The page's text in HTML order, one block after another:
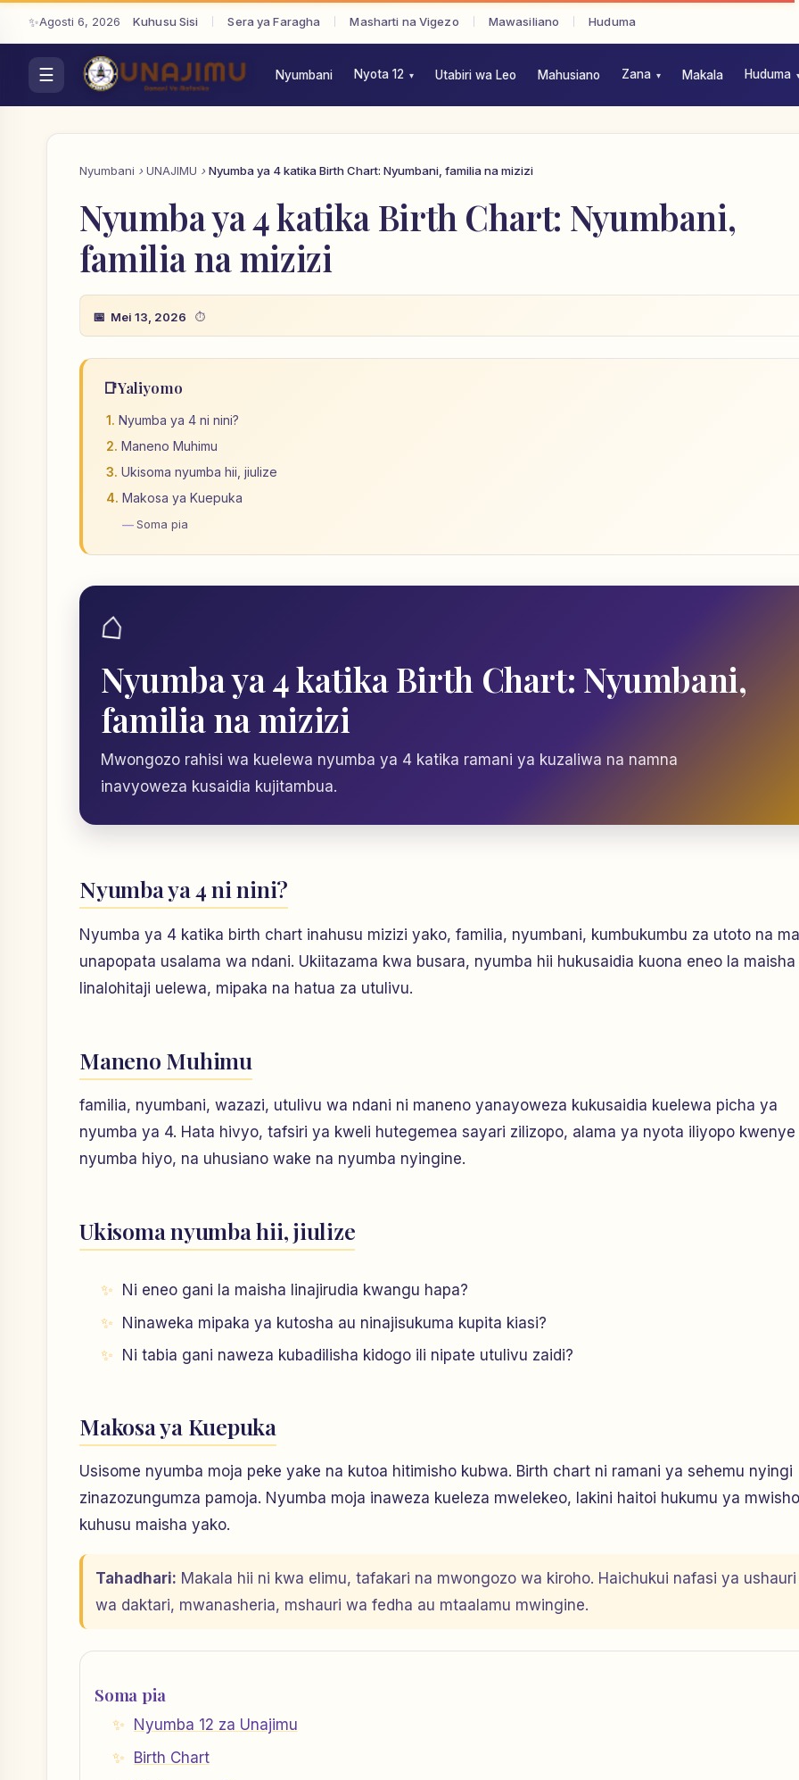
Agosti 6, 2026 Kuhusu Sisi Sera ya Faragha Masharti na Vigezo Mawasiliano Huduma
Nyumbani Nyota 12 Utabiri wa Leo Mahusiano Zana Makala Huduma
Nyumbani UNAJIMU Nyumba ya 4 katika Birth Chart: Nyumbani, familia na mizizi
Nyumba ya 4 katika Birth Chart: Nyumbani,
familia na mizizi
Mei 13, 2026
📑Yaliyomo
Nyumba ya 4 ni nini?
Maneno Muhimu
Ukisoma nyumba hii, jiulize
Makosa ya Kuepuka
Soma pia
⌂
Nyumba ya 4 katika Birth Chart: Nyumbani,
familia na mizizi
Mwongozo rahisi wa kuelewa nyumba ya 4 katika ramani ya kuzaliwa na namna
inavyoweza kusaidia kujitambua.
Nyumba ya 4 ni nini?
Nyumba ya 4 katika birth chart inahusu mizizi yako, familia, nyumbani, kumbukumbu za utoto na
unapopata usalama wa ndani. Ukiitazama kwa busara, nyumba hii hukusaidia kuona eneo la maisha
linalohitaji uelewa, mipaka na hatua za utulivu.
Maneno Muhimu
familia, nyumbani, wazazi, utulivu wa ndani ni maneno yanayoweza kukusaidia kuelewa picha ya
nyumba ya 4. Hata hivyo, tafsiri ya kweli hutegemea sayari zilizopo, alama ya nyota iliyopo kwenye
nyumba hiyo, na uhusiano wake na nyumba nyingine.
Ukisoma nyumba hii, jiulize
Ni eneo gani la maisha linajirudia kwangu hapa?
Ninaweka mipaka ya kutosha au ninajisukuma kupita kiasi?
Ni tabia gani naweza kubadilisha kidogo ili nipate utulivu zaidi?
Makosa ya Kuepuka
Usisome nyumba moja peke yake na kutoa hitimisho kubwa. Birth chart ni ramani ya sehemu nyingi
zinazozungumza pamoja. Nyumba moja inaweza kueleza mwelekeo, lakini haitoi hukumu ya mwisho
kuhusu maisha yako.
Tahadhari: Makala hii ni kwa elimu, tafakari na mwongozo wa kiroho. Haichukui nafasi ya ushauri
wa daktari, mwanasheria, mshauri wa fedha au mtaalamu mwingine.
Soma pia
Nyumba 12 za Unajimu
Birth Chart